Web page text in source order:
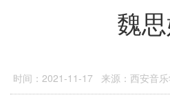
魏
时间：2021-11-17 来源：西安音乐